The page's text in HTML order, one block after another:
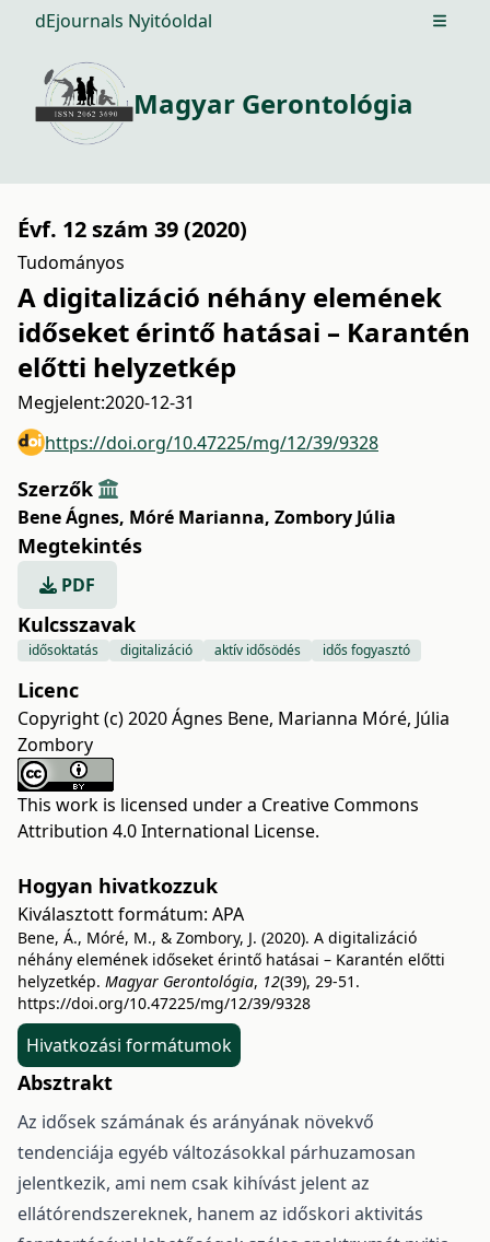
dEjournals Nyitóoldal Open
Magyar Gerontológia
Évf. 12 szám 39 (2020)
Tudományos
A digitalizáció néhány elemének
időseket érintő hatásai – Karantén
előtti helyzetkép
Megjelent:2020-12-31
https://doi.org/10.47225/mg/12/39/9328
Szerzők
Bene Ágnes, Móré Marianna, Zombory Júlia
Megtekintés
PDF
Kulcsszavak
idősoktatás digitalizáció aktív idősödés idős fogyasztó
Licenc
Copyright (c) 2020 Ágnes Bene, Marianna Móré, Júlia
Zombory
This work is licensed under a Creative Commons
Attribution 4.0 International License.
Hogyan hivatkozzuk
Kiválasztott formátum: APA
Bene, Á., Móré, M., & Zombory, J. (2020). A digitalizáció
néhány elemének időseket érintő hatásai – Karantén előtti
helyzetkép. Magyar Gerontológia, 12(39), 29-51.
https://doi.org/10.47225/mg/12/39/9328
Hivatkozási formátumok
Absztrakt
Az idősek számának és arányának növekvő
tendenciája egyéb változásokkal párhuzamosan
jelentkezik, ami nem csak kihívást jelent az
ellátórendszereknek, hanem az időskori aktivitás